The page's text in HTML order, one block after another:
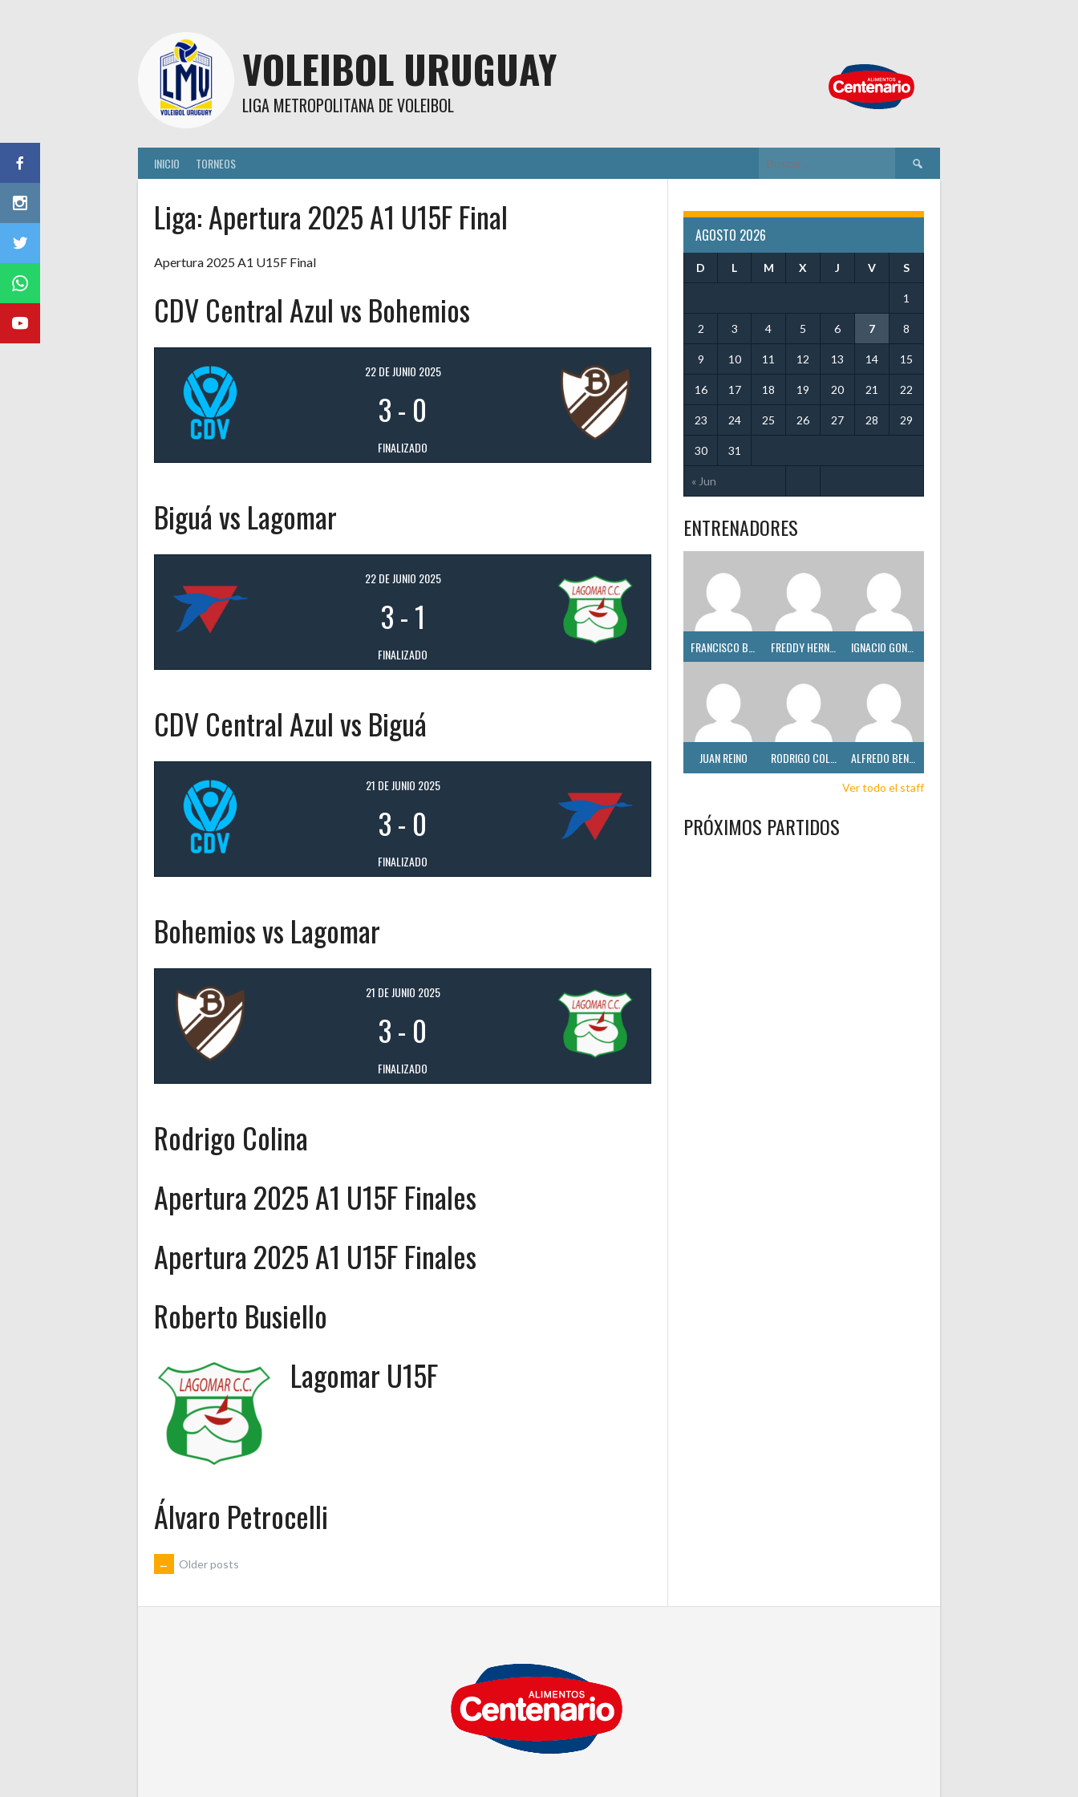
VOLEIBOL URUGUAY
LIGA METROPOLITANA DE VOLEIBOL
INICIO TORNEOS Buscar:
Liga:Apertura 2025 A1 U15F Final
Apertura 2025 A1 U15F Final
CDV Central Azul vs Bohemios
22 DE JUNIO 2025
3- 0
FINALIZADO
Biguá vs Lagomar
22 DE JUNIO 2025
3-1
FINALIZADO
CDV Central Azul vs Biguá
21 DE JUNIO 2025
3- 0
FINALIZADO
Bohemios vs Lagomar
21 DE JUNIO 2025
3- 0
FINALIZADO
Rodrigo Colina
Apertura 2025 A1 U15F Finales
Apertura 2025 A1 U15F Finales
Roberto Busiello
Lagomar U15F
Álvaro Petrocelli
POSTS
NAVIGATION
← Older posts
AGOSTO 2026
D L M X J V S
« Jun
1
2 3 4 5 6 7 8
9 10 11 12 13 14 15
16 17 18 19 20 21 22
23 24 25 26 27 28 29
30 31
ENTRENADORES
FREDDY HERNÁNDEZ IGNACIO GONZÁLEZ SANTOS
JUAN REINO RODRIGO COLINA ALFREDO BENÍTEZ
Ver todo el staff
PRÓXIMOS PARTIDOS